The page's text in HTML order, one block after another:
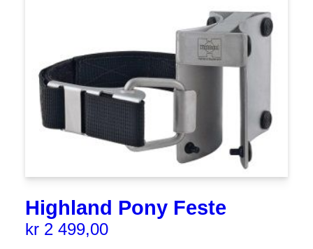
Highland Pony Feste
kr 2 499,00